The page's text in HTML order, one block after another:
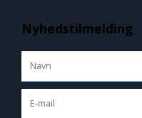
Nyhedstilmelding